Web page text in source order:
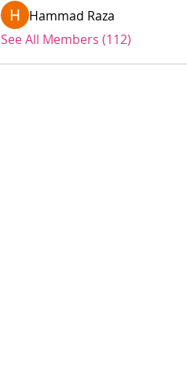
Hammad Raza
See All Members (112)